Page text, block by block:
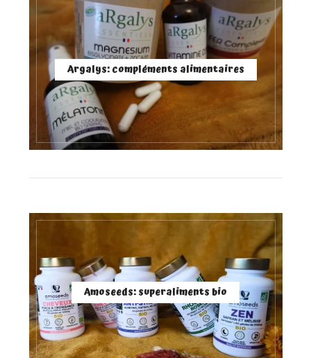
Argalys: compléments alimentaires
Amoseeds: superaliments bio